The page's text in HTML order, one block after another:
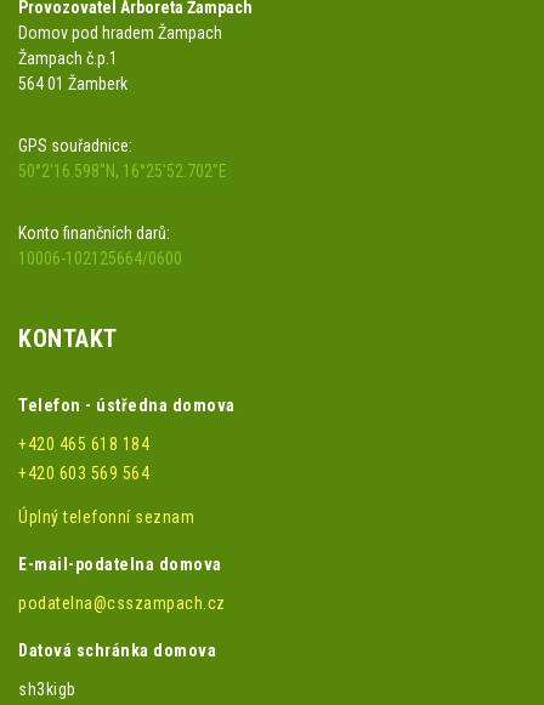
Provozovatel Arboreta Žampach
Domov pod hradem Žampach
Žampach č.p.1
564 01 Žamberk
GPS souřadnice:
50°2'16.598"N, 16°25'52.702"E
Konto finančních darů:
10006-102125664/0600
KONTAKT
Telefon - ústředna domova
+420 465 618 184
+420 603 569 564
Úplný telefonní seznam
E-mail-podatelna domova
podatelna@csszampach.cz
Datová schránka domova
sh3kigb